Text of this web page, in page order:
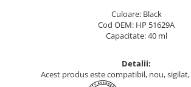
Culoare: Black
Cod OEM: HP 51629A
Capacitate: 40 ml
Detalii:
Acest produs este compatibil, nou,